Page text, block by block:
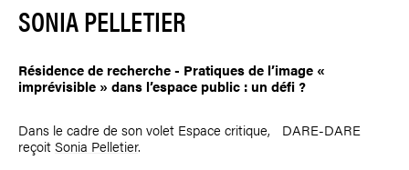
SONIA PELLETIER
Résidence de recherche - Pratiques de l’image «
imprévisible » dans l’espace public : un défi ?
Dans le cadre de son volet Espace critique, DARE-DARE
reçoitSonia Pelletier.